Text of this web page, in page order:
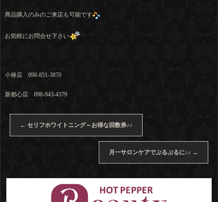
商品購入のみのご来店も可能です
お気軽にお問合せ下さい
小禄店 098-851-3870
新都心店 098-943-4379
← セリフホワイトニング～お得な回数券♪♪
月一サロンケアでぷるぷるに♪♪ →